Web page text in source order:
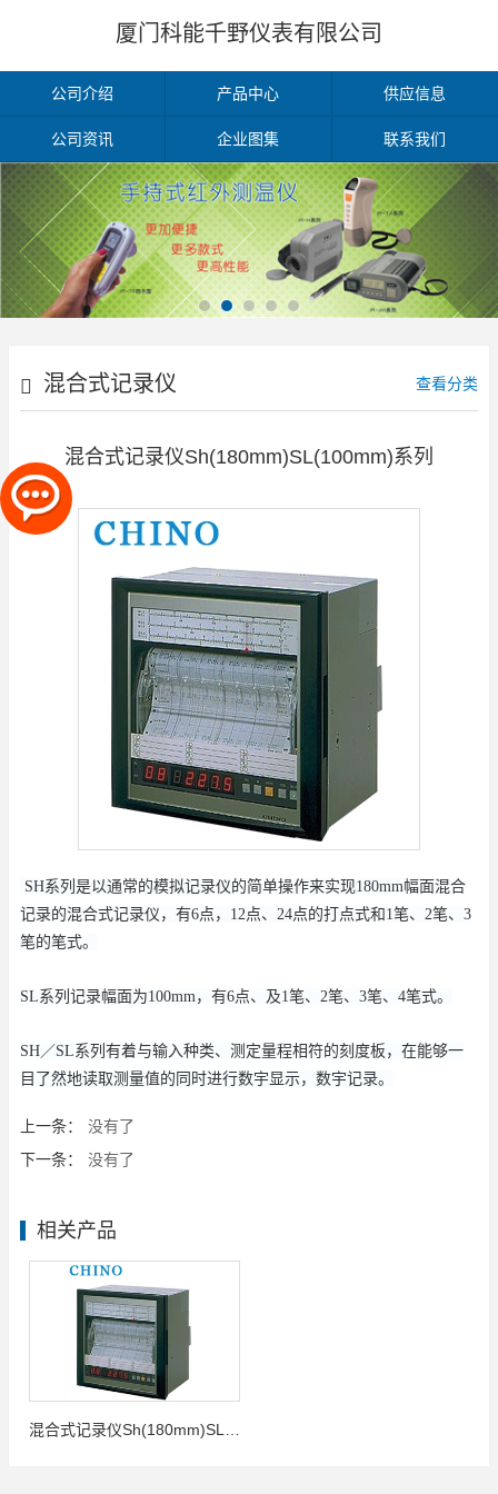
厦门科能千野仪表有限公司
公司介绍 产品中心 供应信息
公司资讯 企业图集 联系我们
混合式记录仪
系列
查看分类
混合式记录仪Sh(180mm)SL(100mm)系列
SH系列是以通常的模拟记录仪的简单操作来实现180mm幅面混合
记录的混合式记录仪，有6点，12点、24点的打点式和1笔、2笔、3
笔的笔式。
SL系列记录幅面为100mm，有6点、及1笔、2笔、3笔、4笔式。
SH／SL系列有着与输入种类、测定量程相符的刻度板，在能够一
目了然地读取测量值的同时进行数宇显示，数宇记录。
上一条：
没有了
下一条：
没有了
相关产品